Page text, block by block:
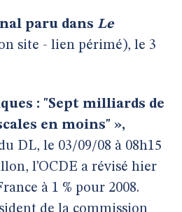
paru dans Le
site - lien périmé), le 3
: "Sept milliards de
en moins" »,
DL, le 03/09/08 à 08h15
l’OCDE a révisé hier
à 1 % pour 2008.
de la commission